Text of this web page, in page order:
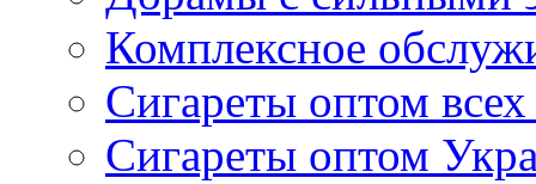
Комплексное
Сигареты оптом
Сигареты оптом